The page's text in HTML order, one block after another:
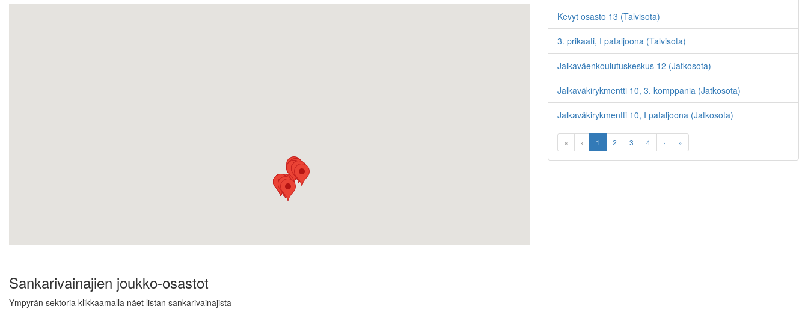
Sankarivainajien joukko-osastot
Ympyrän sektoria klikkaamalla näet listan sankarivainajista
Kevyt osasto 13 (Talvisota)
3. prikaati, I pataljoona (Talvisota)
Jalkaväenkoulutuskeskus 12 (Jatkosota)
Jalkaväkirykmentti 10, 3. komppania (Jatkosota)
Jalkaväkirykmentti 10, I pataljoona (Jatkosota)
« ‹ 1 2 3 4 › »